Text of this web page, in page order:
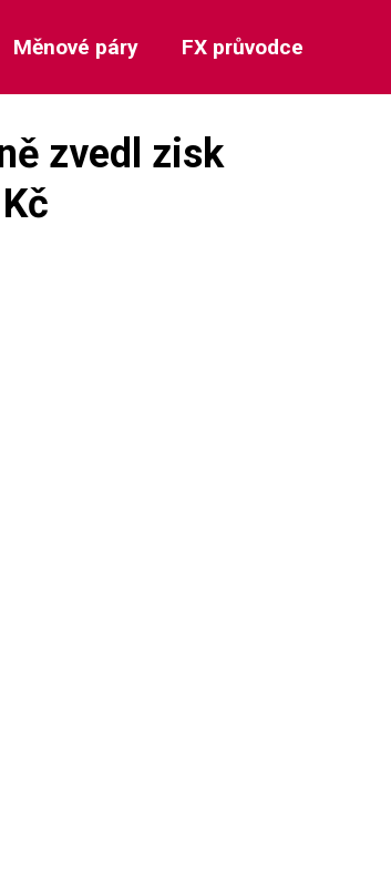
Měnové páry FX průvodce
zvedl zisk